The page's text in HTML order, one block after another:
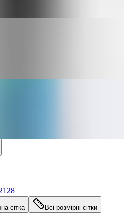
128
сітка Всі розмірні сітки